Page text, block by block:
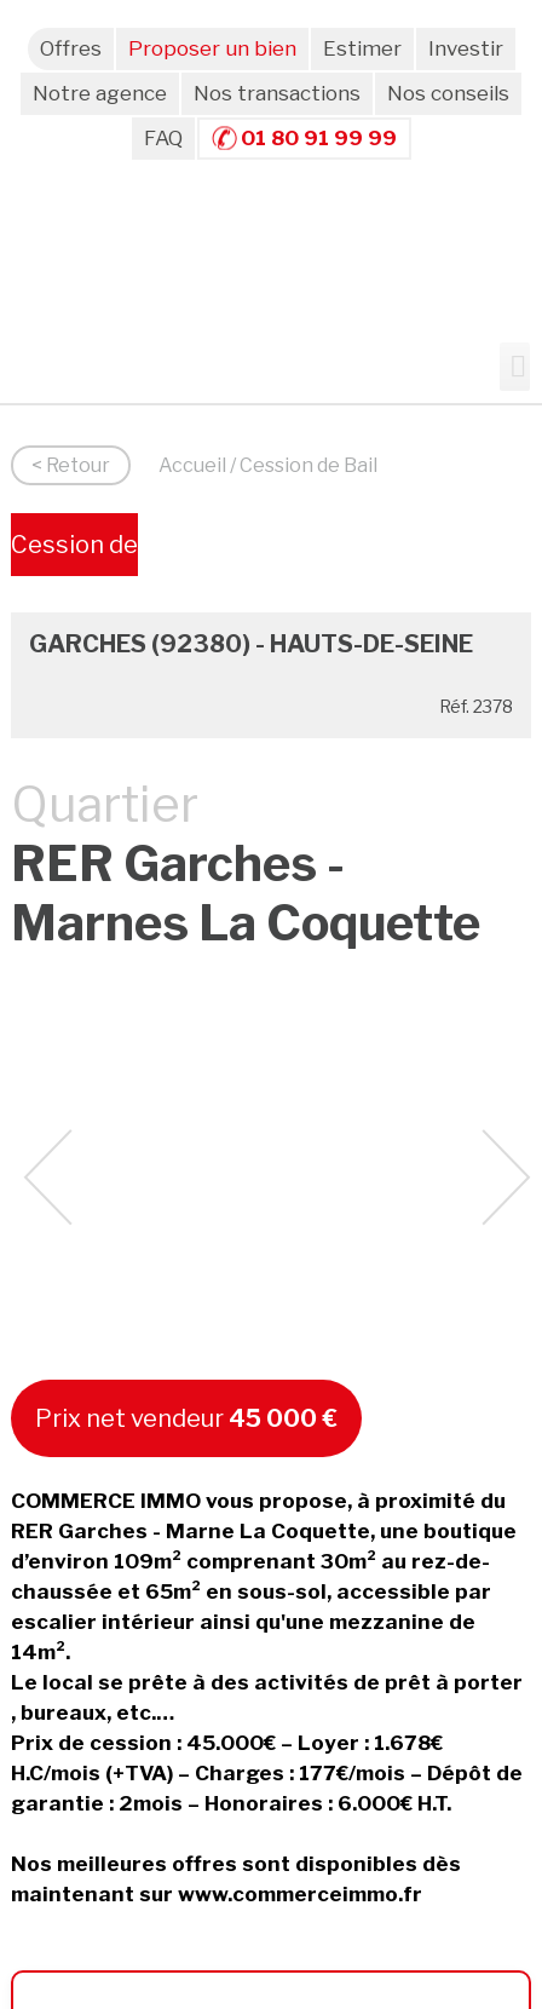
Offres Proposer un bien Estimer
Investir
Notre agence
Nos transactions
Nos conseils
FAQ
01 80 91 99 99
< Retour Accueil / Cession de Bail
Cession de
GARCHES (92380) - HAUTS-DE-SEINE
Réf. 2378
Quartier
RER Garches -
Marnes La Coquette
Prix net vendeur 45 000 €
COMMERCE IMMO vous propose, à proximité du
RER Garches - Marne La Coquette, une boutique
d’environ 109m² comprenant 30m² au rez-de-
chaussée et 65m² en sous-sol, accessible par
escalier intérieur ainsi qu'une mezzanine de
14m².
Le local se prête à des activités de prêt à porter
, bureaux, etc.…
Prix de cession : 45.000€ – Loyer : 1.678€
H.C/mois (+TVA) – Charges : 177€/mois – Dépôt de
garantie : 2mois – Honoraires : 6.000€ H.T.
Nos meilleures offres sont disponibles dès
maintenant sur www.commerceimmo.fr